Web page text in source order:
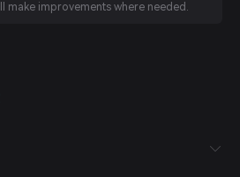
make improvements where needed.